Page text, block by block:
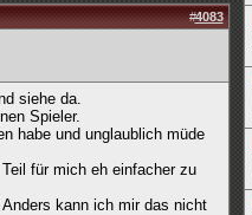
#4083
siehe da.
Spieler.
habe und unglaublich müde
für mich eh einfacher zu
kann ich mir das nicht